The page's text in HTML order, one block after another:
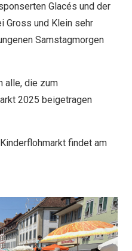
Glacés und der
Gross und Klein sehr
Samstagmorgen
alle, die zum
2025 beigetragen
findet am